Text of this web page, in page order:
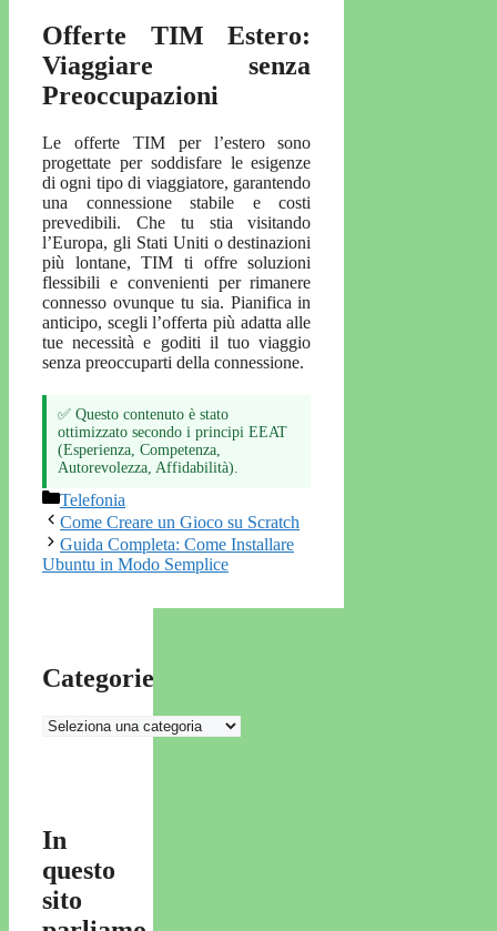
Offerte TIM Estero:
Viaggiare senza
Preoccupazioni
Le offerte TIM per l’estero sono
progettate per soddisfare le esigenze
di ogni tipo di viaggiatore, garantendo
una connessione stabile e costi
prevedibili. Che tu stia visitando
l’Europa, gli Stati Uniti o destinazioni
più lontane, TIM ti offre soluzioni
flessibili e convenienti per rimanere
connesso ovunque tu sia. Pianifica in
anticipo, scegli l’offerta più adatta alle
tue necessità e goditi il tuo viaggio
senza preoccuparti della connessione.
✅ Questo contenuto è stato
ottimizzato secondo i principi EEAT
(Esperienza, Competenza,
Autorevolezza, Affidabilità).
Categorie
Telefonia
Come Creare un Gioco su Scratch
Guida Completa: Come Installare
Ubuntu in Modo Semplice
Categorie
Categorie
In
questo
sito